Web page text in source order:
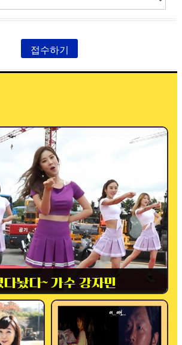
접수하기
다놨다~ 가수 강자민